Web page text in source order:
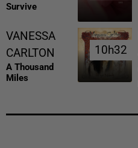
Survive
VANESSA
CARLTON
A Thousand
Miles
10h32
10h32